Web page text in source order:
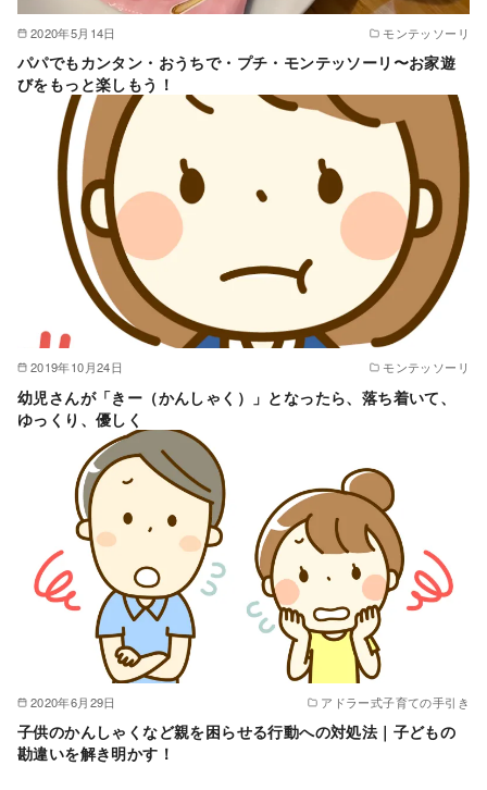
2020年5月14日 モンテッソーリ
パパでもカンタン・おうちで・プチ・モンテッソーリ〜お家遊
びをもっと楽しもう！
2019年10月24日 モンテッソーリ
幼児さんが「きー（かんしゃく）」となったら、落ち着いて、
ゆっくり、優しく
2020年6月29日 アドラー式子育ての手引き
子供のかんしゃくなど親を困らせる行動への対処法｜子どもの
勘違いを解き明かす！